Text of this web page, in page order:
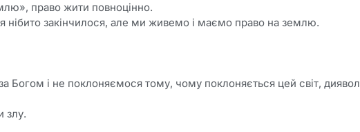
право жити повноцінно.
нібито закінчилося, але ми живемо і маємо право на землю.
Богом і не поклоняємося тому, чому поклоняється цей світ, диявол
злу.